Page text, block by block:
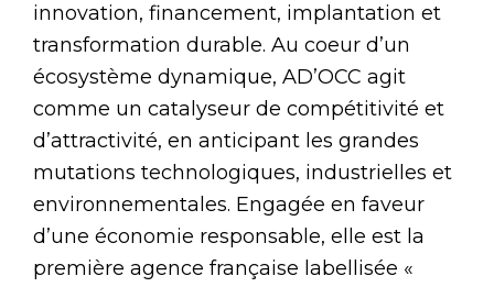
innovation, financement, implantation et
transformation durable. Au coeur d’un
écosystème dynamique, AD’OCC agit
comme un catalyseur de compétitivité et
d’attractivité, en anticipant les grandes
mutations technologiques, industrielles et
environnementales. Engagée en faveur
d’une économie responsable, elle est la
première agence française labellisée «